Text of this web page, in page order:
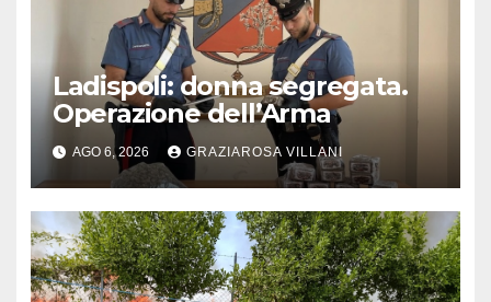
Ladispoli: donna segregata.
Operazione dell’Arma
AGO 6, 2026 GRAZIAROSA VILLANI